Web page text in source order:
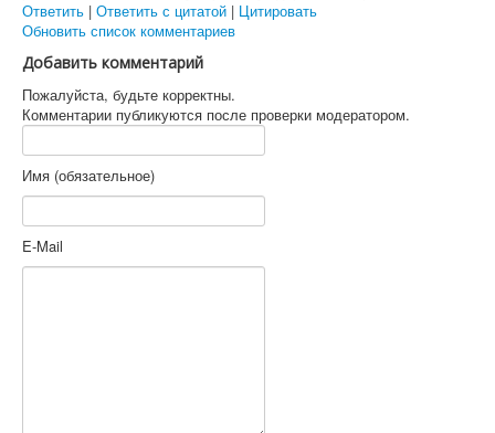
Ответить | Ответить с цитатой | Цитировать
Обновить список комментариев
Добавить комментарий
Пожалуйста, будьте корректны.
Комментарии публикуются после проверки модератором.
Имя (обязательное)
E-Mail